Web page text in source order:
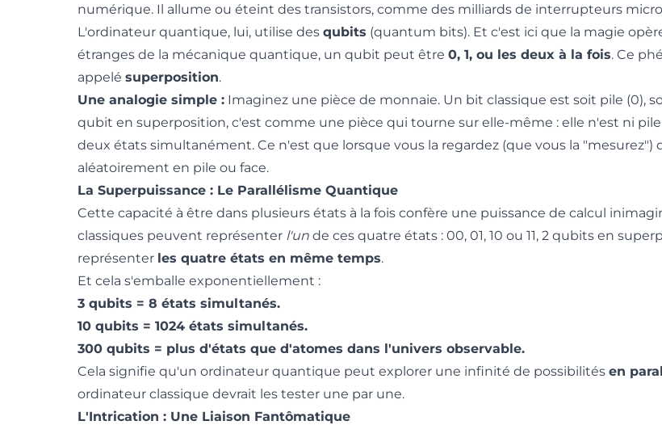
numérique. Il allume ou éteint des transistors, comme des milliards de interrupteurs
L'ordinateur quantique, lui, utilise des qubits (quantum bits). Et c'est ici que la magie
étranges de la mécanique quantique, un qubit peut être 0, 1, ou les deux à la fois. Ce
appelé superposition.
Une analogie simple : Imaginez une pièce de monnaie. Un bit classique est soit pile (0),
qubit en superposition, c'est comme une pièce qui tourne sur elle-même : elle n'est ni pile
deux états simultanément. Ce n'est que lorsque vous la regardez (que vous la "mesurez")
aléatoirement en pile ou face.
La Superpuissance : Le Parallélisme Quantique
Cette capacité à être dans plusieurs états à la fois confère une puissance de calcul
classiques peuvent représenter l'un de ces quatre états : 00, 01, 10 ou 11, 2 qubits en
représenter les quatre états en même temps.
Et cela s'emballe exponentiellement :
3 qubits = 8 états simultanés.
10 qubits = 1024 états simultanés.
300 qubits = plus d'états que d'atomes dans l'univers observable.
Cela signifie qu'un ordinateur quantique peut explorer une infinité de possibilités en
ordinateur classique devrait les tester une par une.
L'Intrication : Une Liaison Fantômatique